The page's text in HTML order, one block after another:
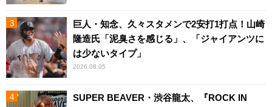
巨人・知念、久々スタメンで2安打1打点！山崎
隆造氏「泥臭さを感じる」、「ジャイアンツに
は少ないタイプ」
2026.08.05
SUPER BEAVER・渋谷龍太、『ROCK IN